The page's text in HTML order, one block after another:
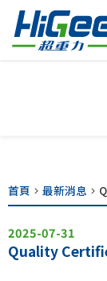
首頁 最新消息
2025-07-31
Quality